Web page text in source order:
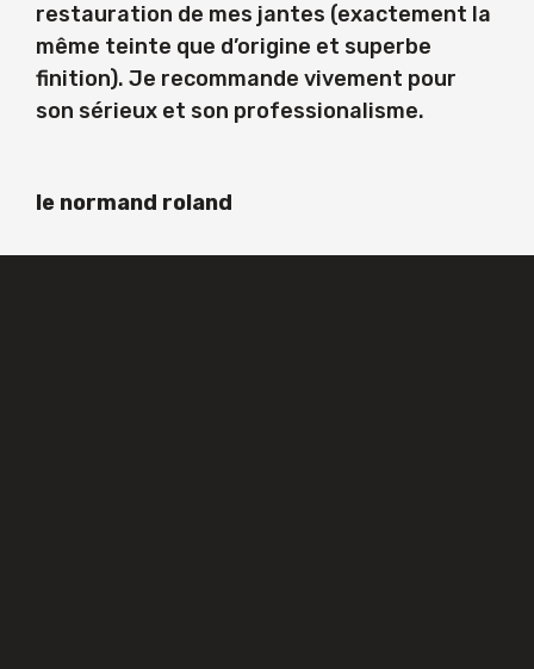
restauration de mes jantes (exactement la
même teinte que d’origine et superbe
finition). Je recommande vivement pour
son sérieux et son professionalisme.
le normand roland